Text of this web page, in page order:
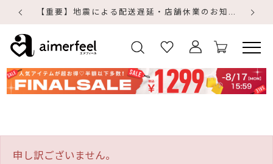
【重要】地震による配送遅延・店舗休業のお知らせ
申し訳ございません。